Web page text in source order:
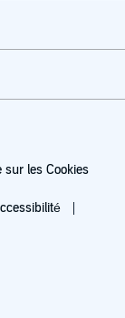
sur les Cookies